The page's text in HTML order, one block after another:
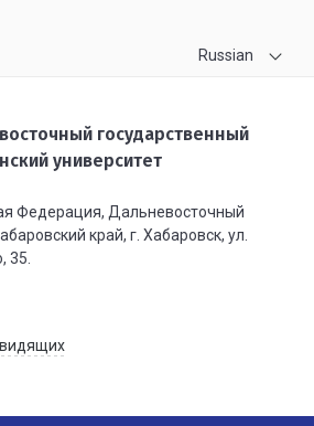
Russian
государственный
университет
Федерация, Дальневосточный
край, г. Хабаровск, ул.
35.